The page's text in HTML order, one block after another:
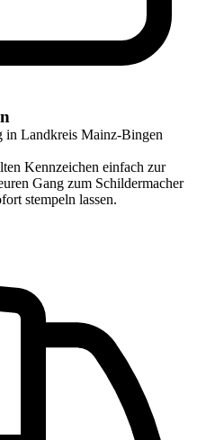
in Landkreis Mainz-Bingen
Kennzeichen einfach zur
Gang zum Schildermacher
stempeln lassen.